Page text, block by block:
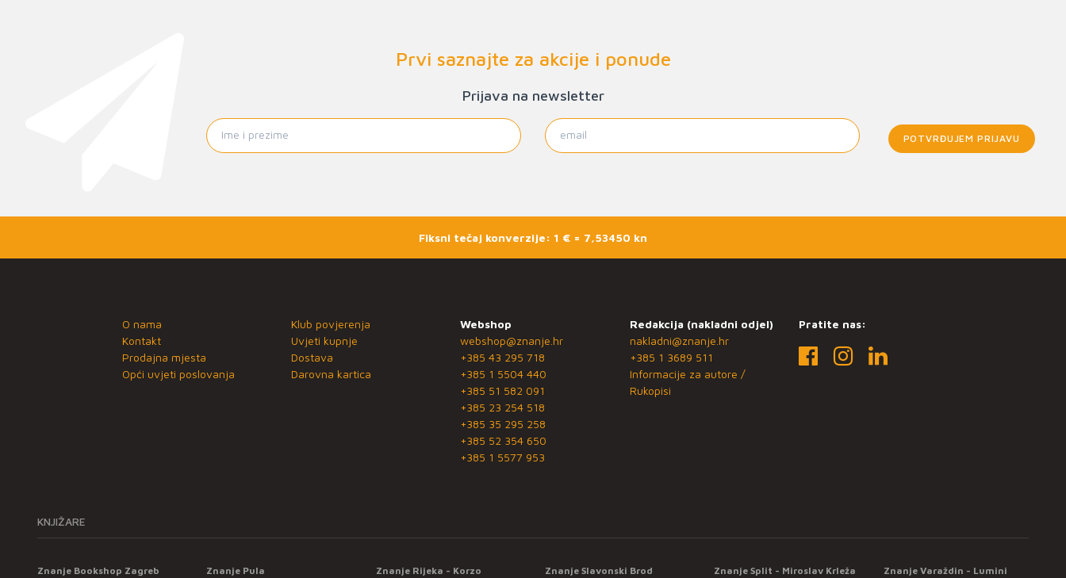
Prvi saznajte za akcije i ponude
Prijava na newsletter
POTVRĐUJEM PRIJAVU
Fiksni tečaj konverzije: 1 € = 7,53450 kn
O nama
Kontakt
Prodajna mjesta
Opći uvjeti poslovanja
Klub povjerenja
Uvjeti kupnje
Dostava
Darovna kartica
Webshop
webshop@znanje.hr
+385 43 295 718
+385 1 5504 440
+385 51 582 091
+385 23 254 518
+385 35 295 258
+385 52 354 650
+385 1 5577 953
Redakcija (nakladni odjel)
nakladni@znanje.hr
+385 1 3689 511
Informacije za autore /
Rukopisi
Pratite nas:
KNJIŽARE
Znanje Bookshop Zagreb
Znanje Pula
Znanje Rijeka - Korzo
Znanje Slavonski Brod
Znanje Split - Miroslav Krleža
Znanje Varaždin - Lumini